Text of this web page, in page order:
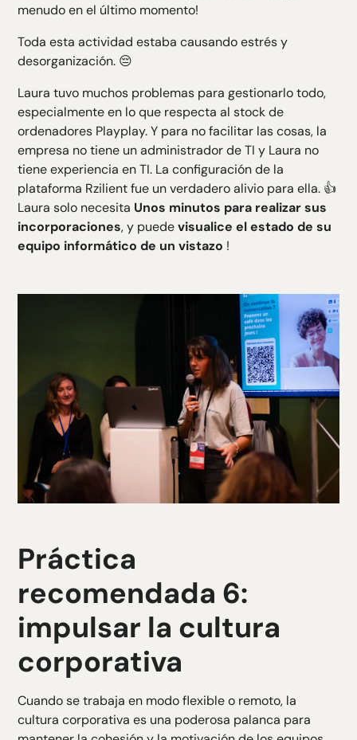
menudo en el último momento!
Toda esta actividad estaba causando estrés y
desorganización. 😔
Laura tuvo muchos problemas para gestionarlo todo,
especialmente en lo que respecta al stock de
ordenadores Playplay. Y para no facilitar las cosas, la
empresa no tiene un administrador de TI y Laura no
tiene experiencia en TI. La configuración de la
plataforma Rzilient fue un verdadero alivio para ella. 👍
Laura solo necesita Unos minutos para realizar sus
incorporaciones, y puedevisualice el estado de su
equipo informático de un vistazo !
Práctica
recomendada 6:
impulsar la cultura
corporativa
Cuando se trabaja en modo flexible o remoto, la
cultura corporativa es una poderosa palanca para